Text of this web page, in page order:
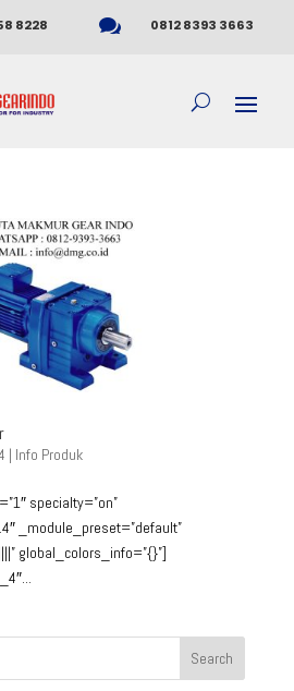
8228  0812 8393 3663
| Info Produk
specialty=”on”
_module_preset=”default”
global_colors_info=”{}”]